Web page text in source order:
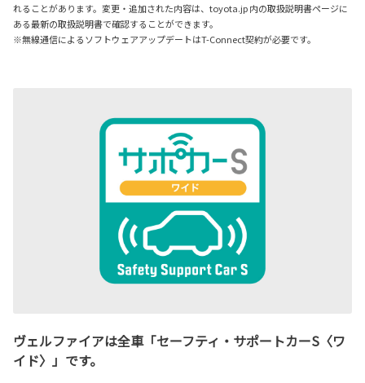
れることがあります。変更・追加された内容は、toyota.jp 内の取扱説明書ページに
ある最新の取扱説明書で確認することができます。
※無線通信によるソフトウェアアップデートはT-Connect契約が必要です。
ヴェルファイアは全車「セーフティ・サポートカーS〈ワ
イド〉」です。